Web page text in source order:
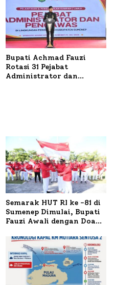
Bupati Achmad Fauzi
Rotasi 31 Pejabat
Administrator dan
Semarak HUT RI ke -81 di
Sumenep Dimulai, Bupati
Fauzi Awali dengan Doa
Terbakar